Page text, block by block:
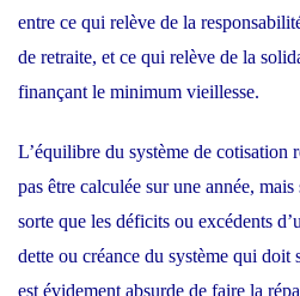
entre ce qui relève de la
de retraite, et ce qui relève de la
finançant le minimum vieillesse.
L’équilibre du système de cotisation
pas être calculée sur une année,
sorte que les déficits ou excédents
dette ou créance du système qui doit
est évidement absurde de faire la